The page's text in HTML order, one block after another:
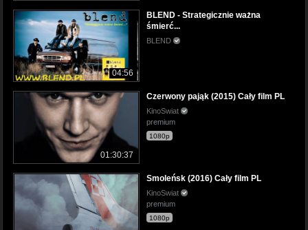
04:56
BLEND - Strategicznie ważna
śmierć...
BLEND
01:30:37
Czerwony pająk (2015) Cały film PL
KinoSwiat
premium
1080p
Smoleńsk (2016) Cały film PL
KinoSwiat
premium
1080p